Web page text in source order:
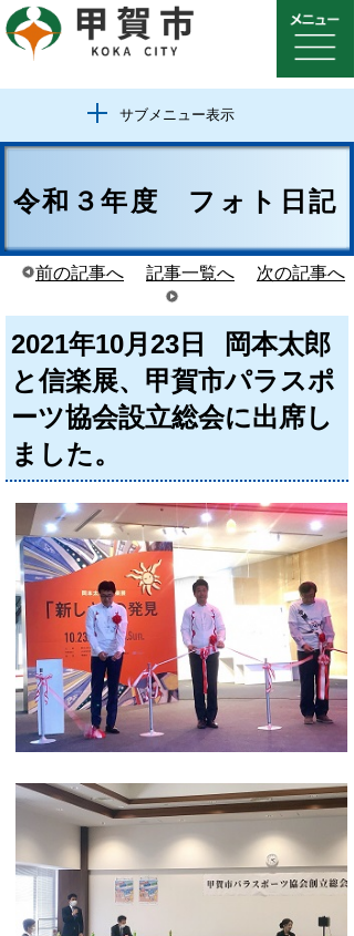
サブメニュー表示
令和３年度 フォト日記
前の記事へ 記事一覧へ 次の記事へ
2021年10月23日
岡本太郎
と信楽展、甲賀市パラスポ
ーツ協会設立総会に出席し
ました。